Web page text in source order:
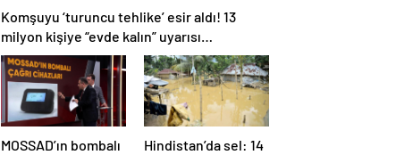
Komşuyu ‘turuncu tehlike’ esir aldı! 13
milyon kişiye “evde kalın” uyarısı…
MOSSAD’ın bombalı
Hindistan’da sel: 14